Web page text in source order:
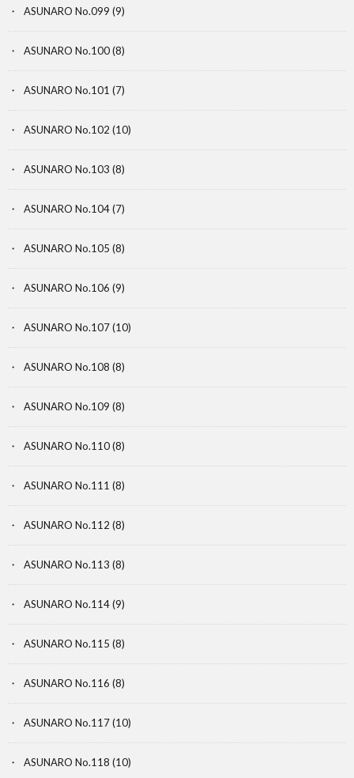
ASUNARO No.099 (9)
ASUNARO No.100(8)
ASUNARO No.101 (7)
ASUNARO No.102 (10)
ASUNARO No.103 (8)
ASUNARO No.104(7)
ASUNARO No.105 (8)
ASUNARO No.106 (9)
ASUNARO No.107(10)
ASUNARO No.108 (8)
ASUNARO No.109 (8)
ASUNARO No.110(8)
ASUNARO No.111 (8)
ASUNARO No.112 (8)
ASUNARO No.113 (8)
ASUNARO No.114(9)
ASUNARO No.115 (8)
ASUNARO No.116 (8)
ASUNARO No.117(10)
ASUNARO No.118 (10)